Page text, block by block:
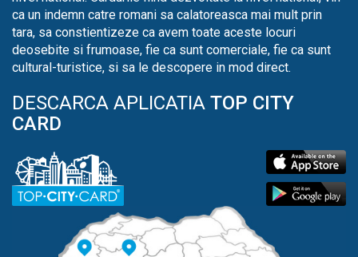
ca un indemn catre romani sa calatoreasca mai mult prin
tara, sa constientizeze ca avem toate aceste locuri
deosebite si frumoase, fie ca sunt comerciale, fie ca sunt
cultural-turistice, si sa le descopere in mod direct.
DESCARCA APLICATIA TOP CITY
CARD